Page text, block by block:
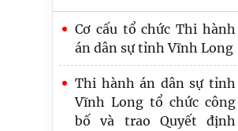
Cơ cấu tổ chức Thi hành
án dân sự tỉnh Vĩnh Long
Thi hành án dân sự tỉnh
Vĩnh Long tổ chức công
bố và trao Quyết định